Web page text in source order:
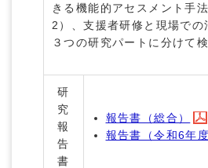
きる機能的アセスメント手
2）、支援者研修と現場で
３つの研究パートに分けて検
研
究
報
告
書
報告書（総合）
報告書（令和6年度